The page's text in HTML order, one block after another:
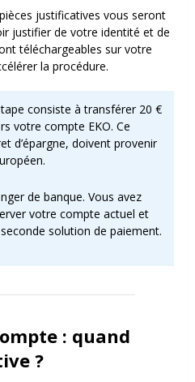
justificatives vous seront
justifier de votre identité et de
téléchargeables sur votre
la procédure.
consiste à transférer 20 €
votre compte EKO. Ce
d’épargne, doivent provenir
de banque. Vous avez
votre compte actuel et
solution de paiement.
: quand
?